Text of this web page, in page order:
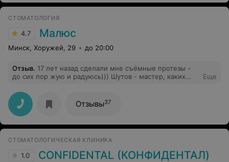
СТОМАТОЛОГИЯ
4.7 Малюс
Минск, Хоружей, 29 до 20:00
Отзыв. 17 лет назад сделали мне съёмные протезы -
до сих пор жую и радуюсь))) Шутов - мастер, каких
спецов!!!
Еще
Отзывы37
СТОМАТОЛОГИЧЕСКАЯ КЛИНИКА
1.0 CONFIDENTAL (КОНФИДЕНТАЛ)